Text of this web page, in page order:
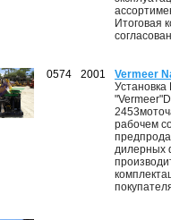
Итоговая
0574 2001
Vermeer
рабочем
дилерных